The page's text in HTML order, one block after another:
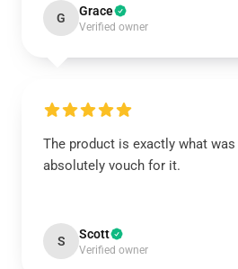
G Grace
Verified owner
The product is exactly what was
absolutely vouch for it.
S Scott
Verified owner